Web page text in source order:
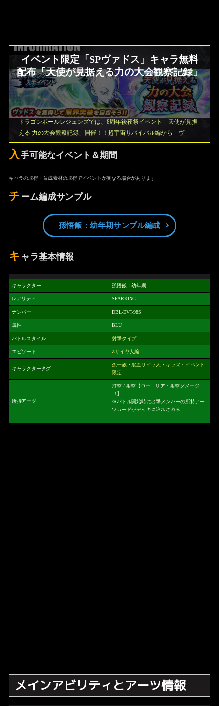
イベント限定「SPヴァドス」キャラ無料
配布「天使が見据える力の大会観察記録」
ドラゴンボールレジェンズでは、8周年後夜祭イベント「天使が見据
える 力の大会観察記録」開催！！超宇宙サバイバル編から「ヴ
入手可能なイベント＆期間
キャラの取得・育成素材の取得でイベントが異なる場合があります
チ ーム編成サンプル
孫悟飯：幼年期サンプル編成
キ ャラ基本情報
キャラクター 孫悟飯：幼年期
レアリティ SPARKING
ナンバー DBL-EVT-98S
属性 BLU
バトルスタイル 射撃タイプ
エピソード Zサイヤ人編
キャラクタータグ
孫一族・ 混血サイヤ人 ・ キッズ・ イベント
限定
所持アーツ
打撃 / 射撃【ローエリア：射撃ダメージ
↑↑】
※バトル開始時に出撃メンバーの所持アー
ツカードがデッキに追加される
メインアビリティとアーツ情報